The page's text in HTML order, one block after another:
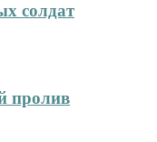
солдат
пролив